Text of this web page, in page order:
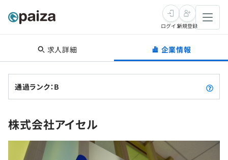
転職・キャリア
転職成功ガイド
転職エージェント
インタビュー
転職成功ガイド
新卒就活
求人検索
本選考
学習
講座一覧
スキルチェック
ログイン新規登録
求人詳細 企業情報
通過ランク：B
株式会社アイセル